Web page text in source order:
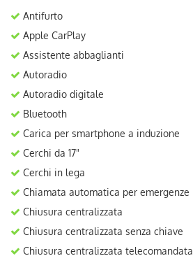
Antifurto
Apple CarPlay
Assistente abbaglianti
Autoradio
Autoradio digitale
Bluetooth
Carica per smartphone a induzione
Cerchi da 17"
Cerchi in lega
Chiamata automatica per emergenze
Chiusura centralizzata
Chiusura centralizzata senza chiave
Chiusura centralizzata telecomandata